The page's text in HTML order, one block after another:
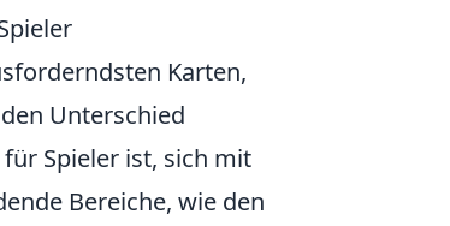
Karten,
Unterschied
Spieler ist, sich mit
Bereiche, wie den